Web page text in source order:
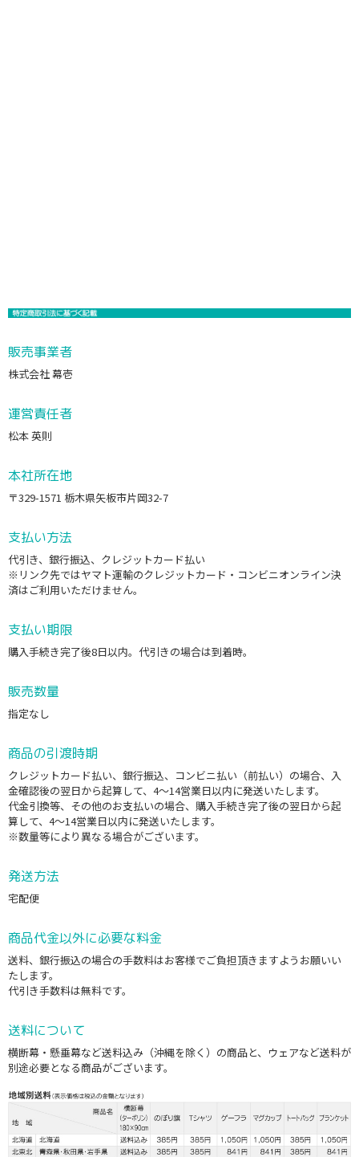
販売事業者
株式会社 幕壱
運営責任者
松本 英則
本社所在地
〒329-1571 栃木県矢板市片岡32-7
支払い方法
代引き、銀行振込、クレジットカード払い
※リンク先ではヤマト運輸のクレジットカード・コンビニオンライン決
済はご利用いただけません。
支払い期限
購入手続き完了後8日以内。代引きの場合は到着時。
販売数量
指定なし
商品の引渡時期
クレジットカード払い、銀行振込、コンビニ払い（前払い）の場合、入
金確認後の翌日から起算して、4〜14営業日以内に発送いたします。
代金引換等、その他のお支払いの場合、購入手続き完了後の翌日から起
算して、4〜14営業日以内に発送いたします。
※数量等により異なる場合がございます。
発送方法
宅配便
商品代金以外に必要な料金
送料、銀行振込の場合の手数料はお客様でご負担頂きますようお願いい
たします。
代引き手数料は無料です。
送料について
横断幕・懸垂幕など送料込み（沖縄を除く）の商品と、ウェアなど送料が
別途必要となる商品がございます。